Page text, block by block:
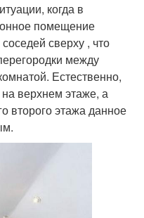
когда в
помещение
сверху , что
между
Естественно,
верхнем этаже, а
второго этажа данное